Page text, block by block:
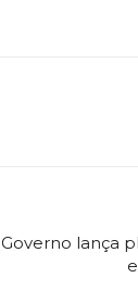
Governo lança